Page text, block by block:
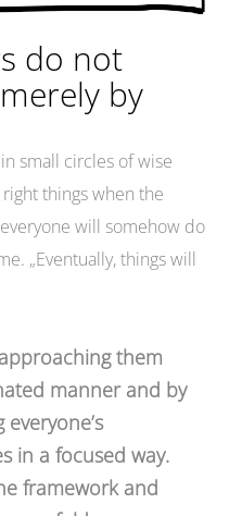
do not
by
small circles of wise
things when the
will somehow do
„Eventually, things will
them
manner and by
in a focused way.
framework and